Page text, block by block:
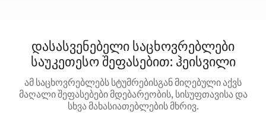
დასასვენებელი საცხოვრებლები
საუკეთესო შეფასებით: ჰეისვილი
ამ საცხოვრებლებს სტუმრებისგან მიღებული აქვს
მაღალი შეფასებები მდებარეობის, სისუფთავისა და
სხვა მახასიათებლების მხრივ.